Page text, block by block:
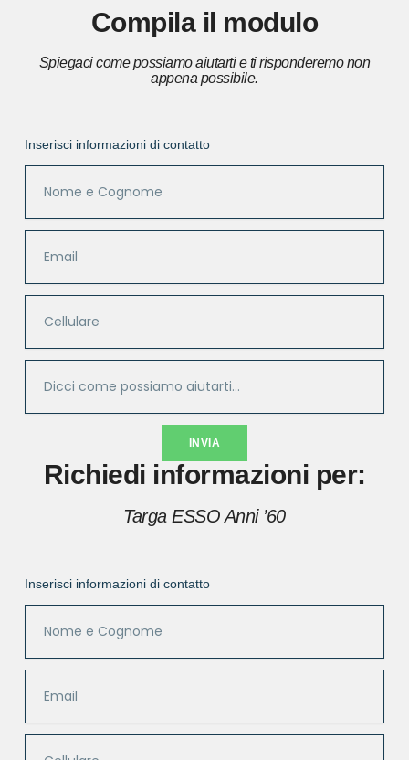
Compila il modulo
Spiegaci come possiamo aiutarti e ti risponderemo non
appena possibile.
Inserisci informazioni di contatto
INVIA
Richiedi informazioni per:
Targa ESSO Anni ’60
Inserisci informazioni di contatto